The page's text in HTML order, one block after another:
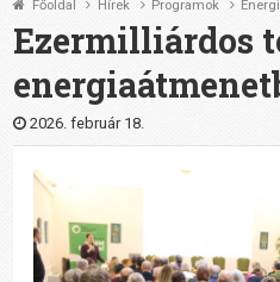
Támogatóink
CSATLAKOZZ hozzánk!
Elérhetőségeink
1%
Adományozz!
Főoldal Hírek Programok
Ezermilliárdos
2026. február 18.